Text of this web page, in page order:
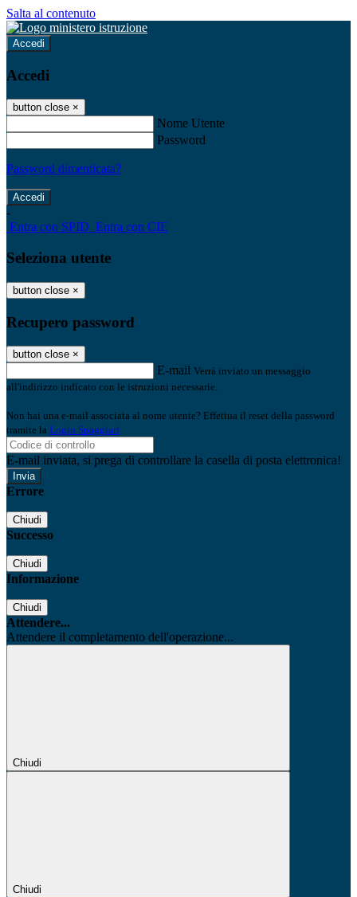
Salta al contenuto
Accedi
Accedi
button close ×
Nome Utente
Password
Password dimenticata?
-
Entra con SPID Entra con CIE
Seleziona utente
button close ×
Recupero password
button close ×
E-mail Verrà inviato un messaggio
all'indirizzo indicato con le istruzioni necessarie.
Non hai una e-mail associata al nome utente? Effettua il reset della password
tramite la Login Spaggiari
E-mail inviata, si prega di controllare la casella di posta elettronica!
Errore
Chiudi
Successo
Chiudi
Informazione
Chiudi
Attendere...
Attendere il completamento dell'operazione...
Chiudi
Chiudi